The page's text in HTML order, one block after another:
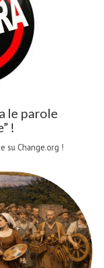
le parole
!
su Change.org !